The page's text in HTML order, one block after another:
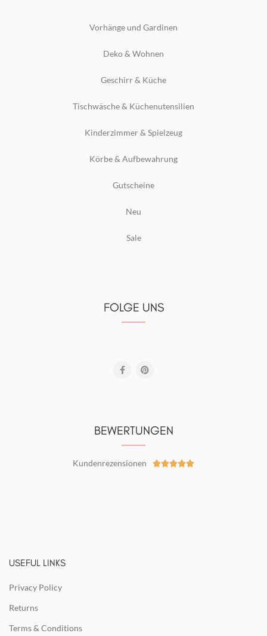
Vorhänge und Gardinen
Deko & Wohnen
Geschirr & Küche
Tischwäsche & Küchenutensilien
Kinderzimmer & Spielzeug
Körbe & Aufbewahrung
Gutscheine
Neu
Sale
FOLGE UNS
BEWERTUNGEN
Kundenrezensionen 
USEFUL LINKS
Privacy Policy
Returns
Terms & Conditions